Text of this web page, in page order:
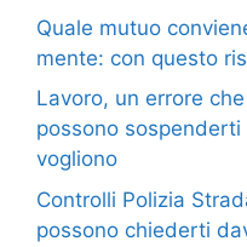
Quale mutuo
mente: con questo
Lavoro, un errore
possono
vogliono
Controlli Polizia
possono chiederti